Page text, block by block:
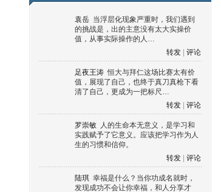
袁岳 当浮层化现象严重时，我们遇到
的挑战是，出的主意没有太大实操价
值，从事实际操作的人…
转发
评论
足夜王涛 恒大与拜仁这场比赛太有价
值，展现了自己，也终于真刀真枪下看
清了自己，更成为一把标尺…
转发
评论
罗崇敏 人的生命本无意义，是学习和
实践赋予了它意义。应该把学习作为人
生的习惯和信仰。
转发
评论
陆琪 幸福是什么？当你功成名就时，
发现成功不会让你幸福，和人分享才